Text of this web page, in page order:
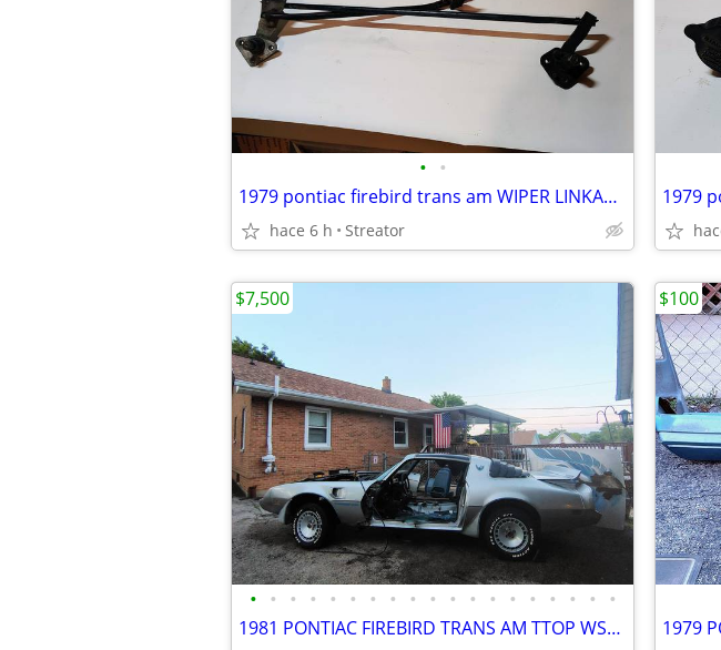
• •
1979 pontiac firebird trans am WIPER LINKAGE BANDIT FORMULA GM CAMARO
hace 6 h Streator
• • • • • • • • • • • • • • • • • • •
1981 PONTIAC FIREBIRD TRANS AM TTOP WS6 4W DISC PARTS OR WHOLE BANDIT
$7,500 $100